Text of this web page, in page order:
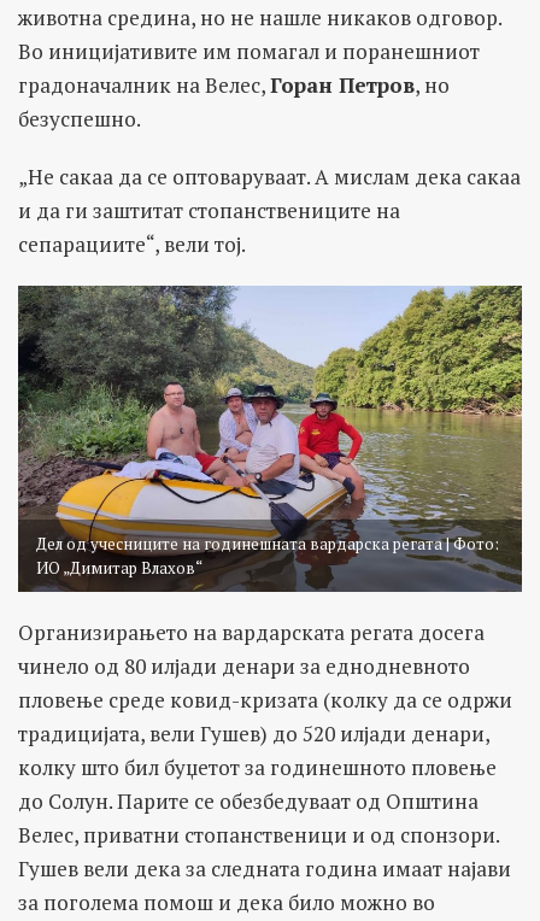
животна средина, но не нашле никаков одговор.
Во иницијативите им помагал и поранешниот
градоначалник на Велес,Горан Петров, но
безуспешно.
„Не сакаа да се оптоваруваат. А мислам дека сакаа
и да ги заштитат стопанствениците на
сепарациите“, вели тој.
Дел од учесниците на годинешната вардарска регата | Фото:
ИО „Димитар Влахов“
Организирањето на вардарската регата досега
чинело од 80 илјади денари за еднодневното
пловење среде ковид-кризата (колку да се одржи
традицијата, вели Гушев) до 520 илјади денари,
колку што бил буџетот за годинешното пловење
до Солун. Парите се обезбедуваат од Општина
Велес, приватни стопанственици и од спонзори.
Гушев вели дека за следната година имаат најави
за поголема помош и дека било можно во